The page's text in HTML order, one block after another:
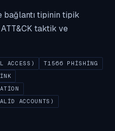
bağlantı tipinin tipik
taktik ve
T1566 PHISHING
ACCOUNTS)